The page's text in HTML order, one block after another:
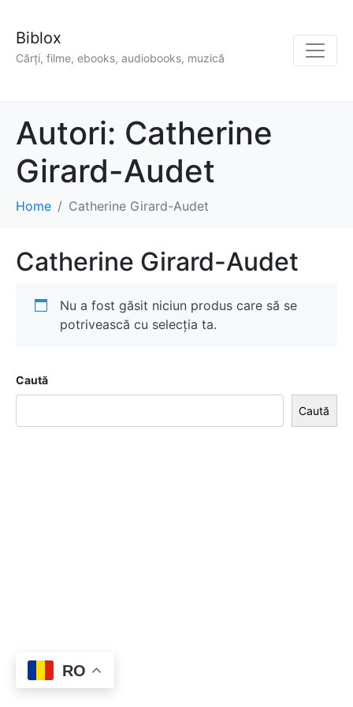
Biblox
Cărți, filme, ebooks, audiobooks, muzică
Autori: Catherine
Girard-Audet
Home Catherine Girard-Audet
Catherine Girard-Audet
Nu a fost găsit niciun produs care să se
potrivească cu selecția ta.
Caută
Caută
RO